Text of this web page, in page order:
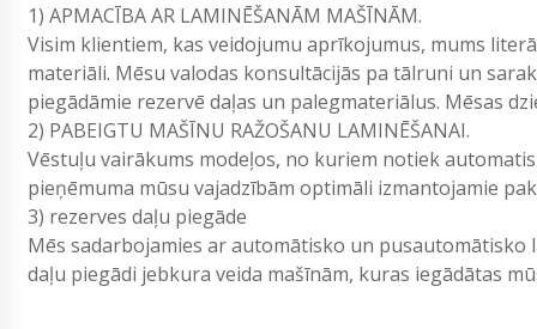
1) APMACĪBA AR LAMINĒŠANĀM MAŠĪNĀM.
Visim klientiem, kas veidojumu aprīkojumus, mums
materiāli. Mēsu valodas konsultācijās pa tālruni un
piegādāmie rezervē daļas un palegmateriālus. Mēsas
2) PABEIGTU MAŠĪNU RAŽOŠANU LAMINĒŠANAI.
Vēstuļu vairākums modeļos, no kuriem notiek
pieņēmuma mūsu vajadzībām optimāli izmantojamie
3) rezerves daļu piegāde
Mēs sadarbojamies ar automātisko un
daļu piegādi jebkura veida mašīnām, kuras iegādātas